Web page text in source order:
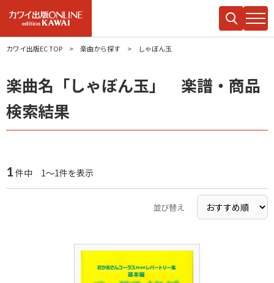
カワイ出版EC TOP 楽曲から探す しゃぼん玉
楽曲名「しゃぼん玉」 楽譜・商品
検索結果
1 件中 1～1件を表示
並び替え